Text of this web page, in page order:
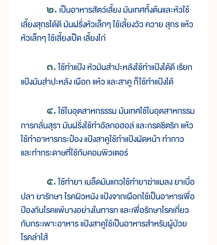
๒. เป็นอาหารสัตว์เลี้ยง มันเทศทั้งต้นและหัวใช้
เลี้ยงสุกรได้ดี มันฝรั่งหัวเล็กๆ ใช้เลี้ยงวัว ควาย สุกร แห้ว
หัวเล็กๆ ใช้เลี้ยงเป็ด เลี้ยงไก่
๓.ใช้ทำแป้ง หัวมันสำปะหลังใช้ทำแป้งได้ดี เรียก
แป้งมันสำปะหลัง เผือก แห้ว และสาคู ก็ใช้ทำแป้งได้
๔.ใช้ในอุตสาหกรรรม มันเทศใช้ในอุตสาหกรรม
การกลั่นสุรา มันฝรั่งใช้ทำอัลกอฮอล์ และกรดซิตริก แห้ว
ใช้ทำอาหารกระป๋อง แป้งสาคูใช้ทำแป้งผัดหน้า ทำกาว
และทำกระดาษที่ใช้กับคอมพิวเตอร์
๕.ใช้ทำยา เมล็ดมันแกวใช้ทำยาฆ่าแมลง ยาเบื่อ
ปลา ยารักษา โรคผิวหนัง แป้งจากเผือกใช้เป็นอาหารเพื่อ
ป้องกันโรคแพ้บางอย่างในทารก และเพื่อรักษาโรคเกี่ยว
กับกระเพาะอาหาร แป้งสาคูใช้เป็นอาหารสำหรับผู้ป่วย
โรคลำไส้